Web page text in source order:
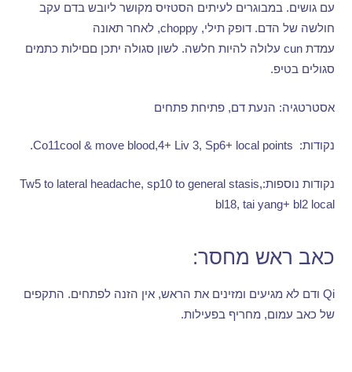
עם גושים. במבוגרים לעיתים הסטזיס מקושר ליובש בדם עקב
חולשה של הדם.דופק תילי, choppy,
לאחר תאונה
עמדתcun עלולה להיות חלשה.לשון סגולה יתכן םםילות כתמים
סגולים בטיפ.
אסטרטגיה: הנעת דם,פתיחת פתחים
נקודות: Co11cool & move blood,4+ Liv 3, Sp6+ local points.
נקודות נוספות :Tw5 to lateral headache, sp10 to general stasis,
bl18, tai yang+ bl2 local
כאב ראש מחסר:
Qi ודם לא מגיעים ומזינים את הראש,אין הזנה לפתחים. התקפים
של כאב עמום, מחריף בפעילות.